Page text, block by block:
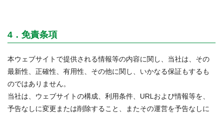
4．免責条項
本ウェブサイトで提供される情報等の内容に関し、当社は、その
最新性、正確性、有用性、その他に関し、いかなる保証もするも
のではありません。
当社は、ウェブサイトの構成、利用条件、URLおよび情報等を、
予告なしに変更または削除すること、またその運営を予告なしに